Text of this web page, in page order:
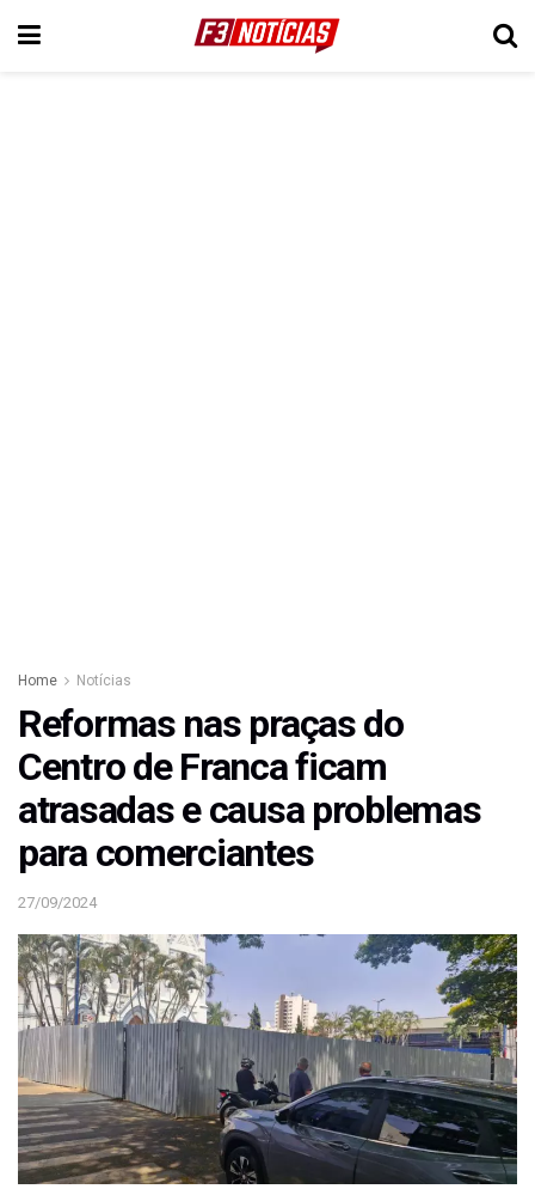
Home Notícias
Reformas nas praças do
Centro de Franca ficam
atrasadas e causa problemas
para comerciantes
27/09/2024